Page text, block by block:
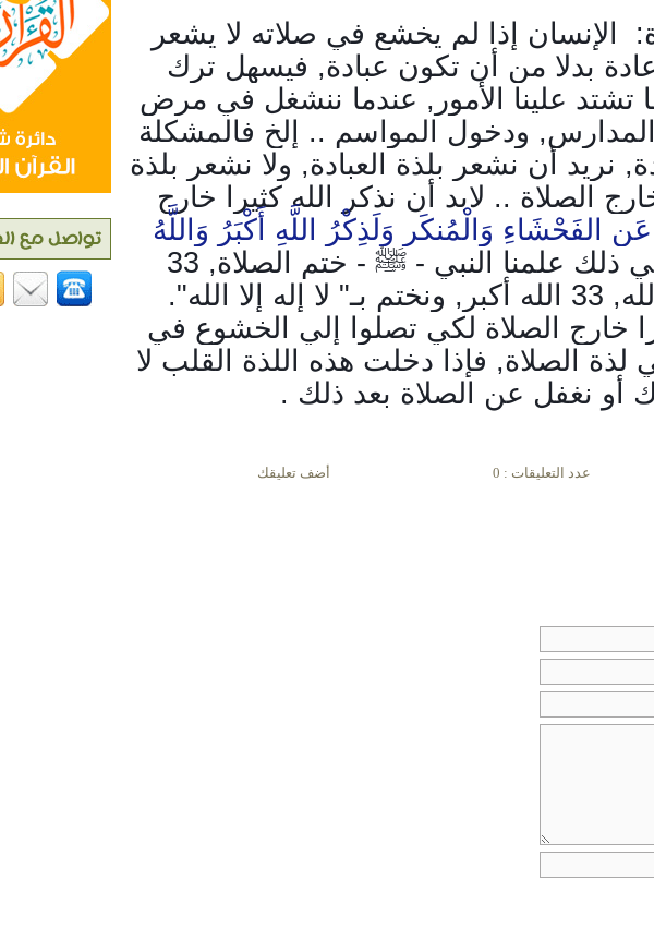
لإنسان إذا لم يخشع في صلاته لا يشعر
بدلا من أن تكون عبادة, فيسهل ترك
تشتد علينا الأمور, عندما ننشغل في مرض
المدارس, ودخول المواسم .. إلخ فالمشكلة
نريد أن نشعر بلذة العبادة, ولا نشعر بلذة
الصلاة .. لابد أن نذكر الله كثيرا خارج
الفَحْشَاءِ وَالْمُنكَرِ وَلَذِكْرُ اللَّهِ أَكْبَرُ وَاللَّهُ
ذلك علمنا النبي -ﷺ
- ختم الصلاة, 33
".
خارج الصلاة لكي تصلوا إلي الخشوع في
لذة الصلاة, فإذا دخلت هذه اللذة القلب لا
أو نغفل عن الصلاة بعد ذلك .
أضف تعليقك عدد التعليقات : 0